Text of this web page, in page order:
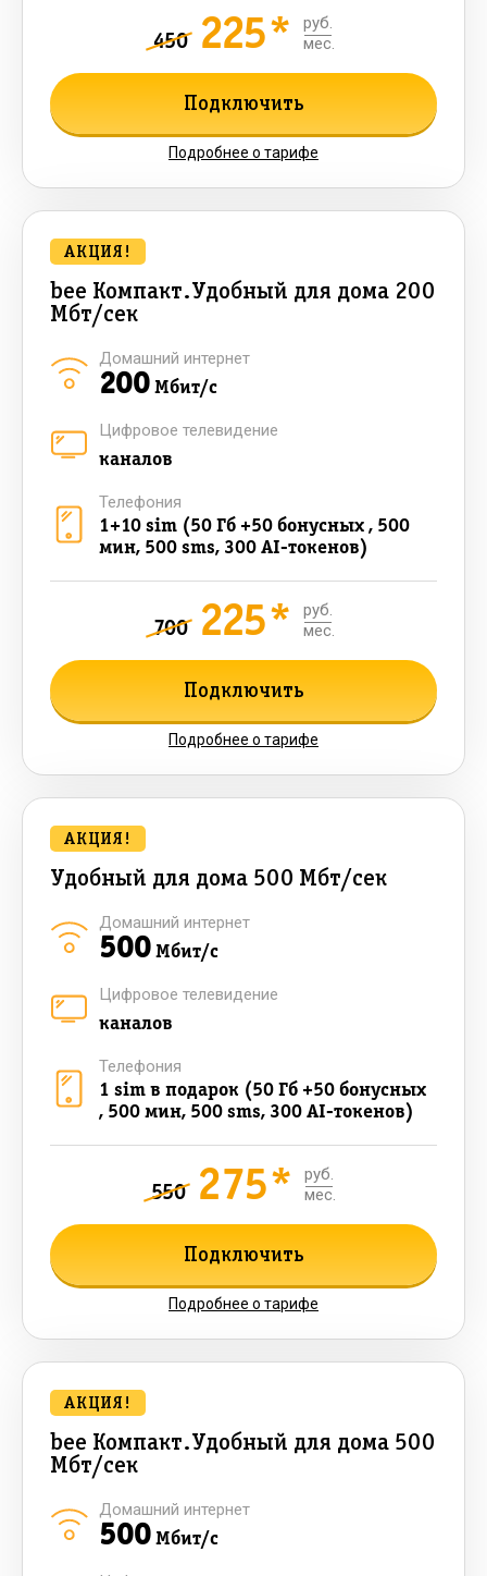
450 225*
руб.
мес.
Подключить
Подробнее о тарифе
bee Компакт.Удобный для дома 200
Мбт/сек
АКЦИЯ!
200Мбит/с
Домашний интернет
каналов
Цифровое телевидение
1+10 sim (50 Гб +50 бонусных , 500
мин, 500 sms, 300 AI-токенов)
Телефония
700 225*
руб.
мес.
Подключить
Подробнее о тарифе
Удобный для дома 500 Мбт/сек
АКЦИЯ!
500Мбит/с
Домашний интернет
каналов
Цифровое телевидение
1 sim в подарок (50 Гб +50 бонусных
, 500 мин, 500 sms, 300 AI-токенов)
Телефония
550 275*
руб.
мес.
Подключить
Подробнее о тарифе
bee Компакт.Удобный для дома 500
Мбт/сек
АКЦИЯ!
500Мбит/с
Домашний интернет